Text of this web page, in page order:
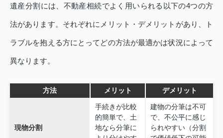
遺産分割には、不動産相続でよく用いられる以下の4つの方
法があります。それぞれにメリット・デメリットがあり、ト
ラブルを抱える方にとってどの方法が最適かは状況によって
異なります。
方法 メリット デメリット
現物分割
手続きが比較
的簡単で、土
地なら分筆に
建物の分筆は不可
で、不公平に感じ
られやすい（分割